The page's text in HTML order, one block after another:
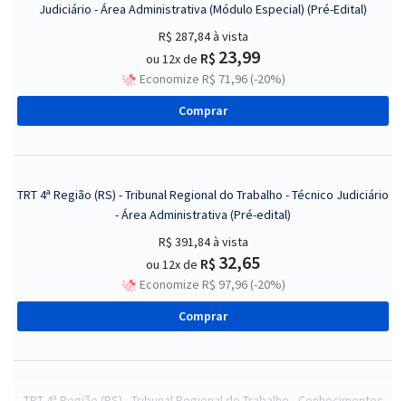
Judiciário - Área Administrativa (Módulo Especial) (Pré-Edital)
R$ 287,84à vista
ou 12x de R$ 23,99
Economize R$ 71,96 (-20%)
Comprar
TRT 4ª Região (RS) - Tribunal Regional do Trabalho - Técnico Judiciário
- Área Administrativa (Pré-edital)
R$ 391,84à vista
ou 12x de R$ 32,65
Economize R$ 97,96 (-20%)
Comprar